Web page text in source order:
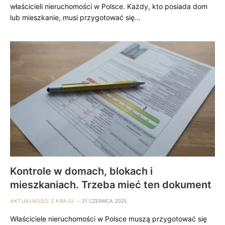
właścicieli nieruchomości w Polsce. Każdy, kto posiada dom
lub mieszkanie, musi przygotować się…
Kontrole w domach, blokach i
mieszkaniach. Trzeba mieć ten dokument
AKTUALNOŚCI Z KRAJU 21 CZERWCA 2025
Właściciele nieruchomości w Polsce muszą przygotować się